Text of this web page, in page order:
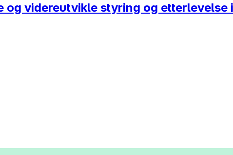
og videreutvikle styring og